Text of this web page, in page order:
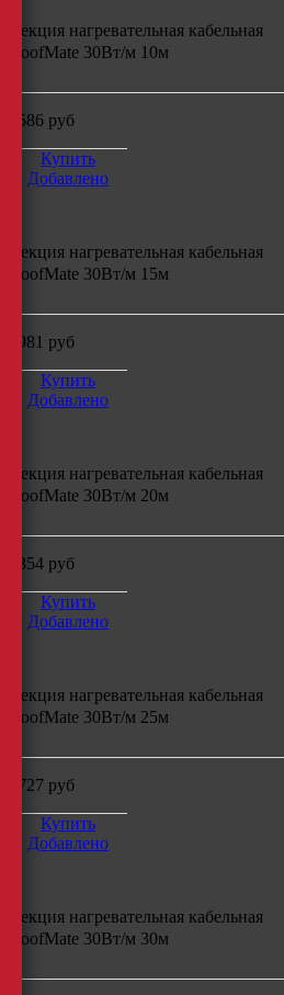
Секция нагревательная кабельная
RoofMate 30Вт/м 10м
5586 руб
Купить
Добавлено
Секция нагревательная кабельная
RoofMate 30Вт/м 15м
6981 руб
Купить
Добавлено
Секция нагревательная кабельная
RoofMate 30Вт/м 20м
8354 руб
Купить
Добавлено
Секция нагревательная кабельная
RoofMate 30Вт/м 25м
9727 руб
Купить
Добавлено
Секция нагревательная кабельная
RoofMate 30Вт/м 30м